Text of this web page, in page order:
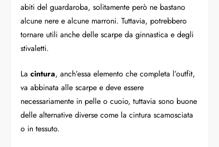
abiti del guardaroba, solitamente però ne bastano
alcune nere e alcune marroni. Tuttavia, potrebbero
tornare utili anche delle scarpe da ginnastica e degli
stivaletti.
Lacintura, anch’essa elemento che completa l’outfit,
va abbinata alle scarpe e deve essere
necessariamente in pelle o cuoio, tuttavia sono buone
delle alternative diverse come la cintura scamosciata
o in tessuto.